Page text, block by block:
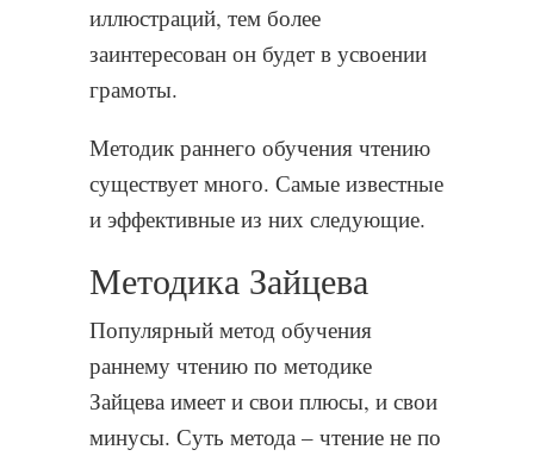
иллюстраций, тем более
заинтересован он будет в усвоении
грамоты.
Методик раннего обучения чтению
существует много. Самые известные
и эффективные из них следующие.
Методика Зайцева
Популярный метод обучения
раннему чтению по методике
Зайцева имеет и свои плюсы, и свои
минусы. Суть метода – чтение не по